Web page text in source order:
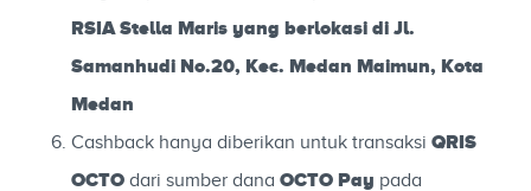
RSIA Stella Maris yang berlokasi di Jl.
Samanhudi No.20, Kec. Medan Maimun, Kota
Medan
Cashback hanya diberikan untuk transaksi QRIS
OCTO dari sumber dana OCTO Pay pada